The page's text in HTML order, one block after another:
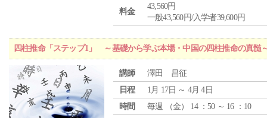
料金
43,560円
一般43,560円/入学者39,600円
四柱推命「ステップ1」 ～基礎から学ぶ本場・中国の四柱推命の真髄
講師
澤田 昌征
日程
1月 17日 ～ 4月 4日
時間
毎週 （金） 14 ：50 ～ 16 ：10